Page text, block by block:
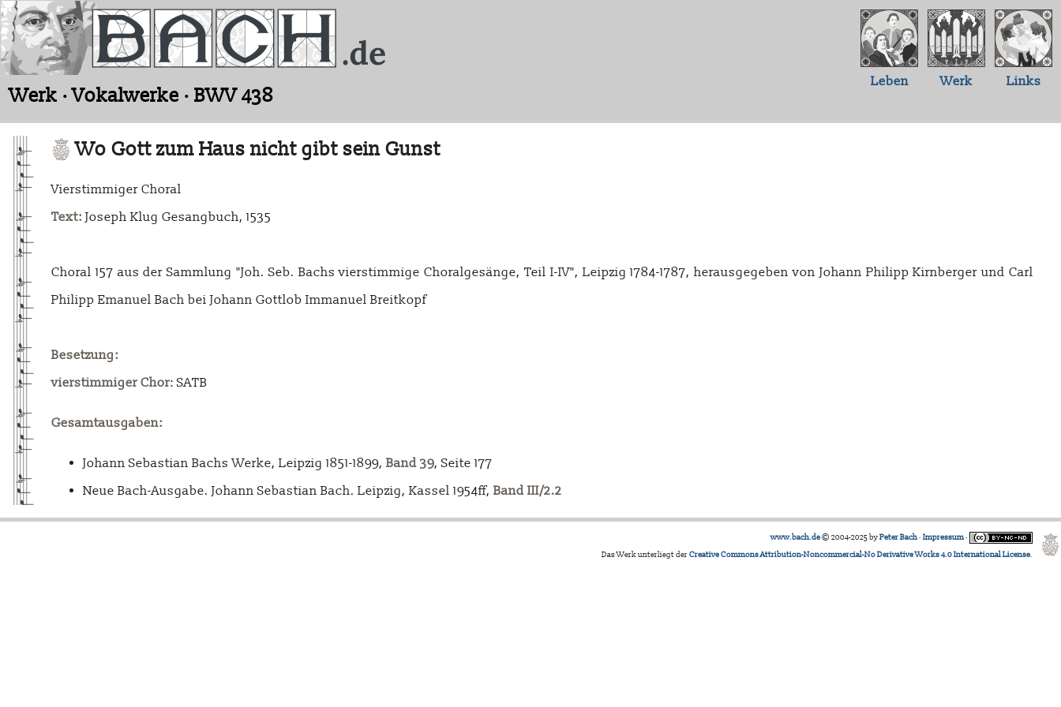
Werk · Vokalwerke · BWV 438
Leben Werk Links
Wo Gott zum Haus nicht gibt sein Gunst
Vierstimmiger Choral
Text: Joseph Klug Gesangbuch, 1535
Choral 157 aus der Sammlung "Joh. Seb. Bachs vierstimmige Choralgesänge, Teil I-IV", Leipzig 1784-1787, herausgegeben von Johann Philipp Kirnberger und Carl
Philipp Emanuel Bach bei Johann Gottlob Immanuel Breitkopf
Besetzung:
vierstimmiger Chor: SATB
Gesamtausgaben:
Johann Sebastian Bachs Werke, Leipzig 1851-1899, Band 39, Seite 177
Neue Bach-Ausgabe. Johann Sebastian Bach. Leipzig, Kassel 1954ff, Band III/2.2
www.bach.de© 2004-2025 byPeter Bach· Impressum·
Das Werk unterliegt derCreative Commons Attribution-Noncommercial-No Derivative Works 4.0 International License.